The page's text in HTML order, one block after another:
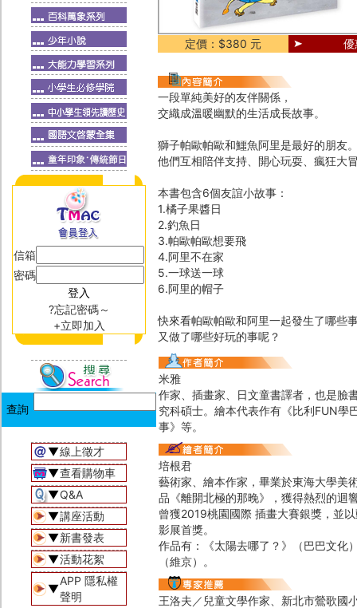
信箱
密碼
?忘記密碼～
+立即加入
▼線上徵才
▼查看購物車
▼Q&A
▼講座活動
▼新書發表
▼活動花絮
▼
APP 隱私權
聲明
定價：$380 元
一段單純美好的友伴關係，
交織成溫暖幽默的生活成長故事。
獅子帕歐帕歐和鱷魚阿里是最好的朋友
他們互相陪伴支持、開心玩耍、瘋狂大
本書包含6個友誼小故事：
1.橘子果醬日
2.釣魚日
3.帕歐帕歐想要飛
4.阿里不在家
5.一球送一球
6.阿里的帽子
快來看帕歐帕歐和阿里一起發生了哪些
又做了哪些好玩的事呢？
米雅
作家、插畫家、日文童書譯者，也是臉
究科碩士。繪本代表作有《比利FUN學
事》等。
培根君
藝術家、繪本作家，畢業於東海大學美
品《離開北極的那晚》，獲得熱烈的迴
曾獲2019桃園國際 插畫大賽銀獎，並
影展首獎。
作品有：《太陽去哪了？》（巴巴文化
（維京）。
王洛夫／兒童文學作家、新北市鶯歌國